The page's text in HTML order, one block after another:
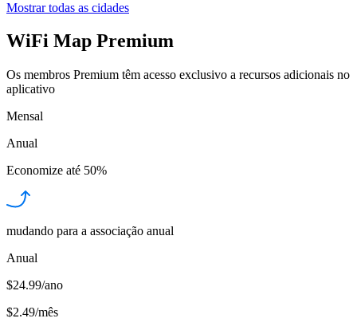
Mostrar todas as cidades
WiFi Map Premium
Os membros Premium têm acesso exclusivo a recursos adicionais no
aplicativo
Mensal
Anual
Economize até 50%
mudando para a associação anual
Anual
$24.99/ano
$2.49/mês